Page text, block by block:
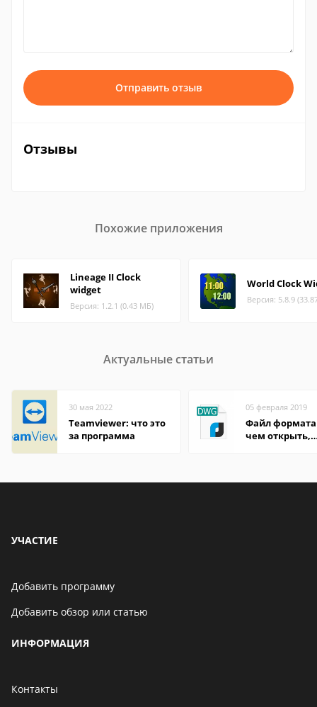
Отправить отзыв
Отзывы
Похожие приложения
Lineage II Clock
widget
Версия: 1.2.1 (0.43 МБ)
World Clock
Версия: 5.8.9
Актуальные статьи
30 мая 2022
Teamviewer: что это
за программа
05 февраля 2019
Файл формата
чем открыть,
УЧАСТИЕ
Добавить программу
Добавить обзор или статью
ИНФОРМАЦИЯ
Контакты